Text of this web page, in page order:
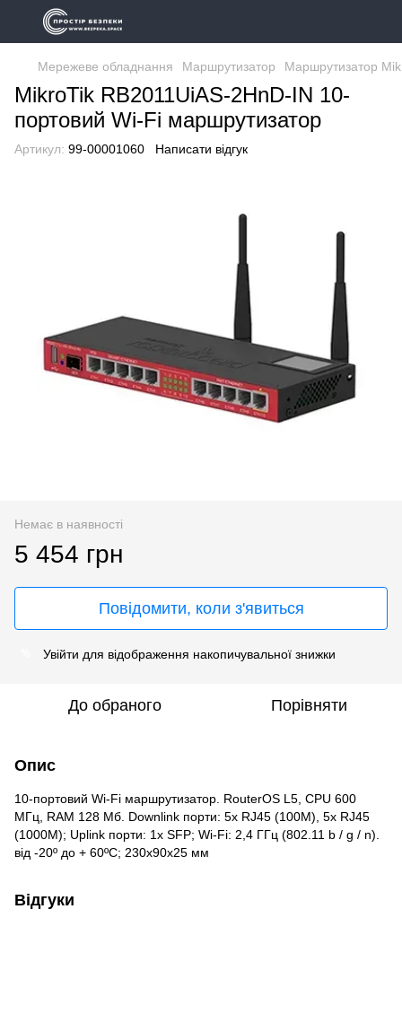
Мережеве обладнання Маршрутизатор Маршрутизатор
MikroTik RB2011UiAS-2HnD-IN 10-
портовий Wi-Fi маршрутизатор
Артикул: 99-00001060 Написати відгук
Немає в наявності
5 454 грн
Повідомити, коли з'явиться
Увійти для відображення накопичувальної знижки
До обраного Порівняти
Опис
10-портовий Wi-Fi маршрутизатор. RouterOS L5, CPU 600
МГц, RAM 128 Мб. Downlink порти: 5x RJ45 (100M), 5x RJ45
(1000M); Uplink порти: 1x SFP; Wi-Fi: 2,4 ГГц (802.11 b / g / n).
від -20º до + 60ºC; 230х90x25 мм
Відгуки